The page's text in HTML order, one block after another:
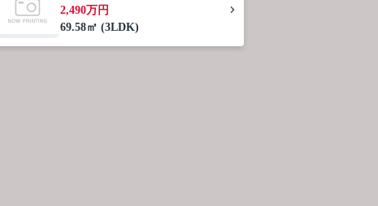
2,490万円
69.58㎡ (3LDK)